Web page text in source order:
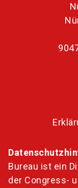
Bureau ist ein
der Congress-